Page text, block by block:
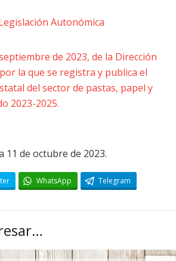
Autonómica
de 2023, de la Dirección
la que se registra y publica el
del sector de pastas, papel y
2023-2025.
11 de octubre de 2023.
WhatsApp Telegram